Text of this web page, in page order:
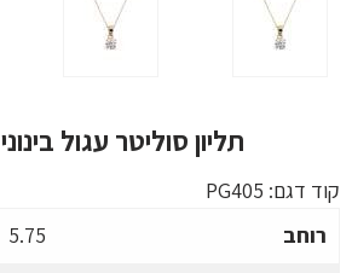
תליון סוליטר עגול בינוני PG405
קוד דגם: PG405
רוחב
5.75